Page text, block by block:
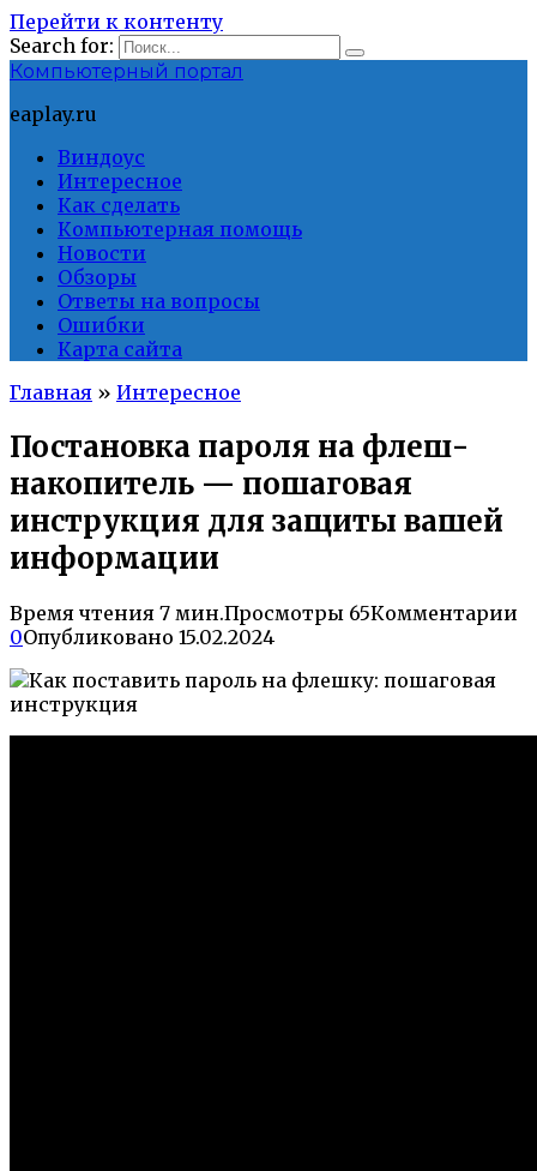
Перейти к контенту
Search for:
Компьютерный портал
eaplay.ru
Виндоус
Интересное
Как сделать
Компьютерная помощь
Новости
Обзоры
Ответы на вопросы
Ошибки
Карта сайта
Главная » Интересное
Постановка пароля на флеш-
накопитель — пошаговая
инструкция для защиты вашей
информации
Время чтения 7 мин.Просмотры 65Комментарии
0Опубликовано 15.02.2024